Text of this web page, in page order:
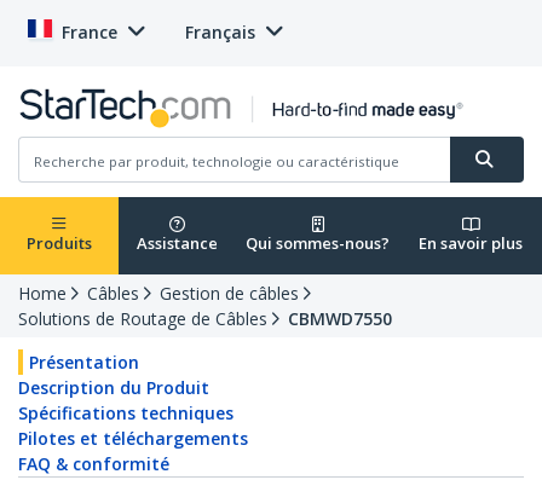
France Français
Produits Assistance Qui sommes-nous? En savoir plus
Home Câbles
Gestion de câbles
Solutions de Routage de Câbles
CBMWD7550
Présentation
Description du Produit
Spécifications techniques
Pilotes et téléchargements
FAQ & conformité